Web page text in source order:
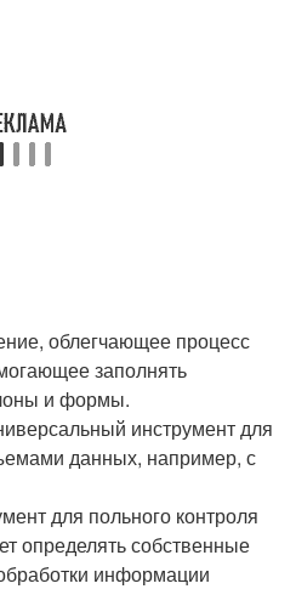
облегчающее процесс
заполнять
и формы.
инструмент для
данных, например, с
для польного контроля
определять собственные
информации